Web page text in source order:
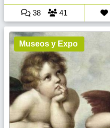
38 41
Museos y Expo